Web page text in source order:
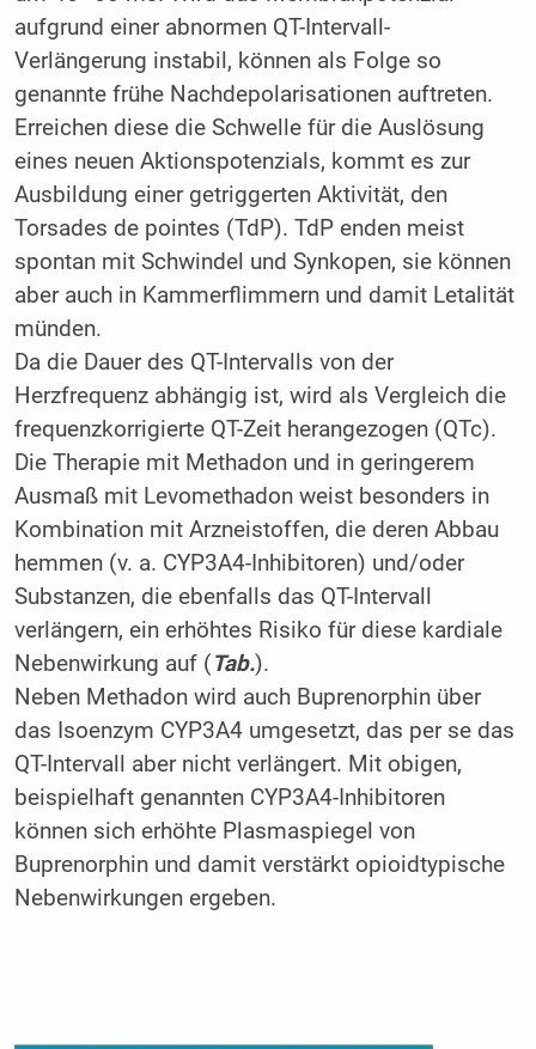
aufgrund einer abnormen QT-Intervall-
Verlängerung instabil, können als Folge so
genannte frühe Nachdepolarisationen auftreten.
Erreichen diese die Schwelle für die Auslösung
eines neuen Aktionspotenzials, kommt es zur
Ausbildung einer getriggerten Aktivität, den
Torsades de pointes (TdP). TdP enden meist
spontan mit Schwindel und Synkopen, sie können
aber auch in Kammerflimmern und damit Letalität
münden.
Da die Dauer des QT-Intervalls von der
Herzfrequenz abhängig ist, wird als Vergleich die
frequenzkorrigierte QT-Zeit herangezogen (QTc).
Die Therapie mit Methadon und in geringerem
Ausmaß mit Levomethadon weist besonders in
Kombination mit Arzneistoffen, die deren Abbau
hemmen (v. a. CYP3A4-Inhibitoren) und/oder
Substanzen, die ebenfalls das QT-Intervall
verlängern, ein erhöhtes Risiko für diese kardiale
Nebenwirkung auf (Tab.).
Neben Methadon wird auch Buprenorphin über
das Isoenzym CYP3A4 umgesetzt, das per se das
QT-Intervall aber nicht verlängert. Mit obigen,
beispielhaft genannten CYP3A4-Inhibitoren
können sich erhöhte Plasmaspiegel von
Buprenorphin und damit verstärkt opioidtypische
Nebenwirkungen ergeben.